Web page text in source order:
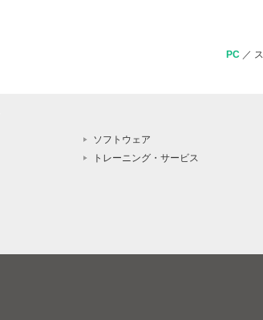
PC／
ソフトウェア
トレーニング・サービス